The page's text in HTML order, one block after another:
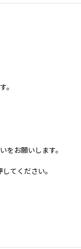
。
お願いします。
てください。